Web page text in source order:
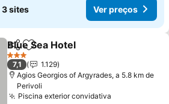
3 sites Ver preços
PartilharAdicionar aos favoritos
Blue Sea Hotel
3 Estrelas
7,1
1.129
Agios Georgios of Argyrades, a 5.8 km de
Perivoli
Piscina exterior convidativa